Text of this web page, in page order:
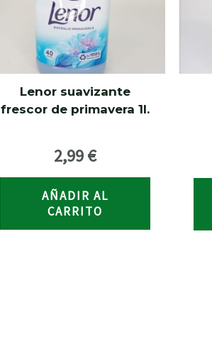
Lenor suavizante
frescor de primavera 1l.
2,99€
AÑADIR AL
CARRITO